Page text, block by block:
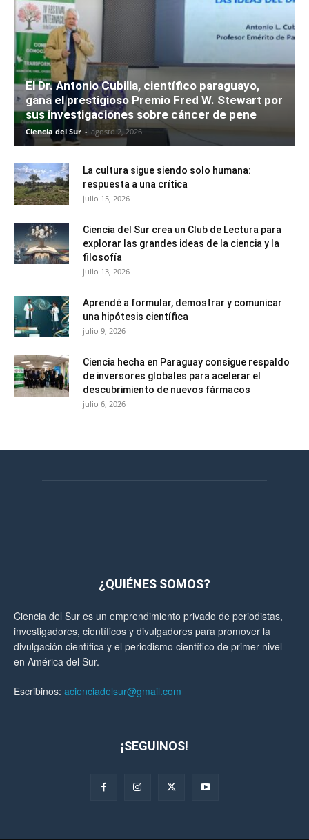
El Dr. Antonio Cubilla, científico paraguayo,
gana el prestigioso Premio Fred W. Stewart por
sus investigaciones sobre cáncer de pene
Ciencia del Sur - agosto 2, 2026
La cultura sigue siendo solo humana:
respuesta a una crítica
julio 15, 2026
Ciencia del Sur crea un Club de Lectura para
explorar las grandes ideas de la ciencia y la
filosofía
julio 13, 2026
Aprendé a formular, demostrar y comunicar
una hipótesis científica
julio 9, 2026
Ciencia hecha en Paraguay consigue respaldo
de inversores globales para acelerar el
descubrimiento de nuevos fármacos
julio 6, 2026
¿QUIÉNES SOMOS?
Ciencia del Sur es un emprendimiento privado de periodistas,
investigadores, científicos y divulgadores para promover la
divulgación científica y el periodismo científico de primer nivel
en América del Sur.
Escribinos: acienciadelsur@gmail.com
¡SEGUINOS!